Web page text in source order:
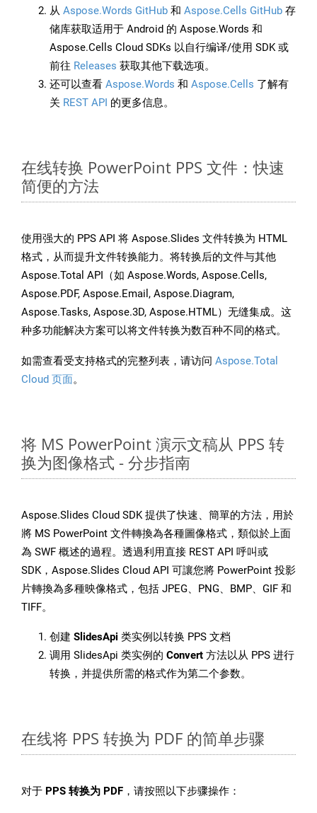
从 Aspose.Words GitHub 和 Aspose.Cells GitHub 存
储库获取适用于 Android 的 Aspose.Words 和
Aspose.Cells Cloud SDKs 以自行编译/使用 SDK 或
前往 Releases 获取其他下载选项。
还可以查看 Aspose.Words 和 Aspose.Cells 了解有
关 REST API 的更多信息。
在线转换 PowerPoint PPS 文件：快速
简便的方法
使用强大的 PPS API 将 Aspose.Slides 文件转换为 HTML
格式，从而提升文件转换能力。将转换后的文件与其他
Aspose.Total API（如 Aspose.Words, Aspose.Cells,
Aspose.PDF, Aspose.Email, Aspose.Diagram,
Aspose.Tasks, Aspose.3D, Aspose.HTML）无缝集成。这
种多功能解决方案可以将文件转换为数百种不同的格式。
如需查看受支持格式的完整列表，请访问 Aspose.Total
Cloud 页面。
将 MS PowerPoint 演示文稿从 PPS 转
换为图像格式 - 分步指南
Aspose.Slides Cloud SDK 提供了快速、簡單的方法，用於
將 MS PowerPoint 文件轉換為各種圖像格式，類似於上面
為 SWF 概述的過程。透過利用直接 REST API 呼叫或
SDK，Aspose.Slides Cloud API 可讓您將 PowerPoint 投影
片轉換為多種映像格式，包括 JPEG、PNG、BMP、GIF 和
TIFF。
创建 SlidesApi 类实例以转换 PPS 文档
调用 SlidesApi 类实例的 Convert 方法以从 PPS 进行
转换，并提供所需的格式作为第二个参数。
在线将 PPS 转换为 PDF 的简单步骤
对于 PPS 转换为 PDF ，请按照以下步骤操作：